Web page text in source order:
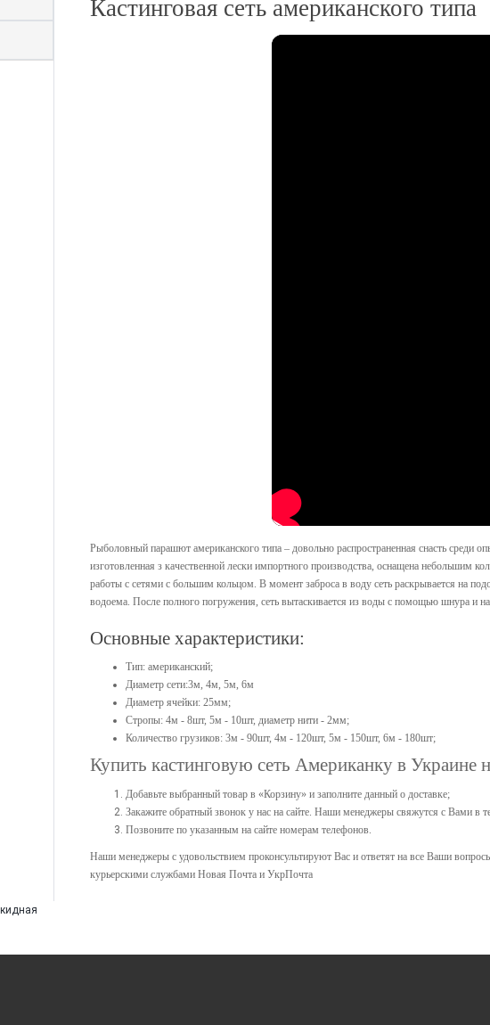
Кастинговая сеть американского типа
Рыболовный парашют американского типа – довольно распространенная снасть среди
изготовленная з качественной лески импортного производства, оснащена небольшим
работы с сетями с большим кольцом. В момент заброса в воду сеть раскрывается на
водоема. После полного погружения, сеть вытаскивается из воды с помощью шнура и
Основные характеристики:
Тип: американский;
Диаметр сети:3м, 4м, 5м, 6м
Диаметр ячейки: 25мм;
Стропы: 4м - 8шт, 5м - 10шт, диаметр нити - 2мм;
Количество грузиков: 3м - 90шт, 4м - 120шт, 5м - 150шт, 6м - 180шт;
Купить кастинговую сеть Американку в Украине
Добавьте выбранный товар в «Корзину» и заполните данный о доставке;
Закажите обратный звонок у нас на сайте. Наши менеджеры свяжутся с Вами в
Позвоните по указанным на сайте номерам телефонов.
Наши менеджеры с удовольствием проконсультируют Вас и ответят на все Ваши
курьерскими службами Новая Почта и УкрПочта